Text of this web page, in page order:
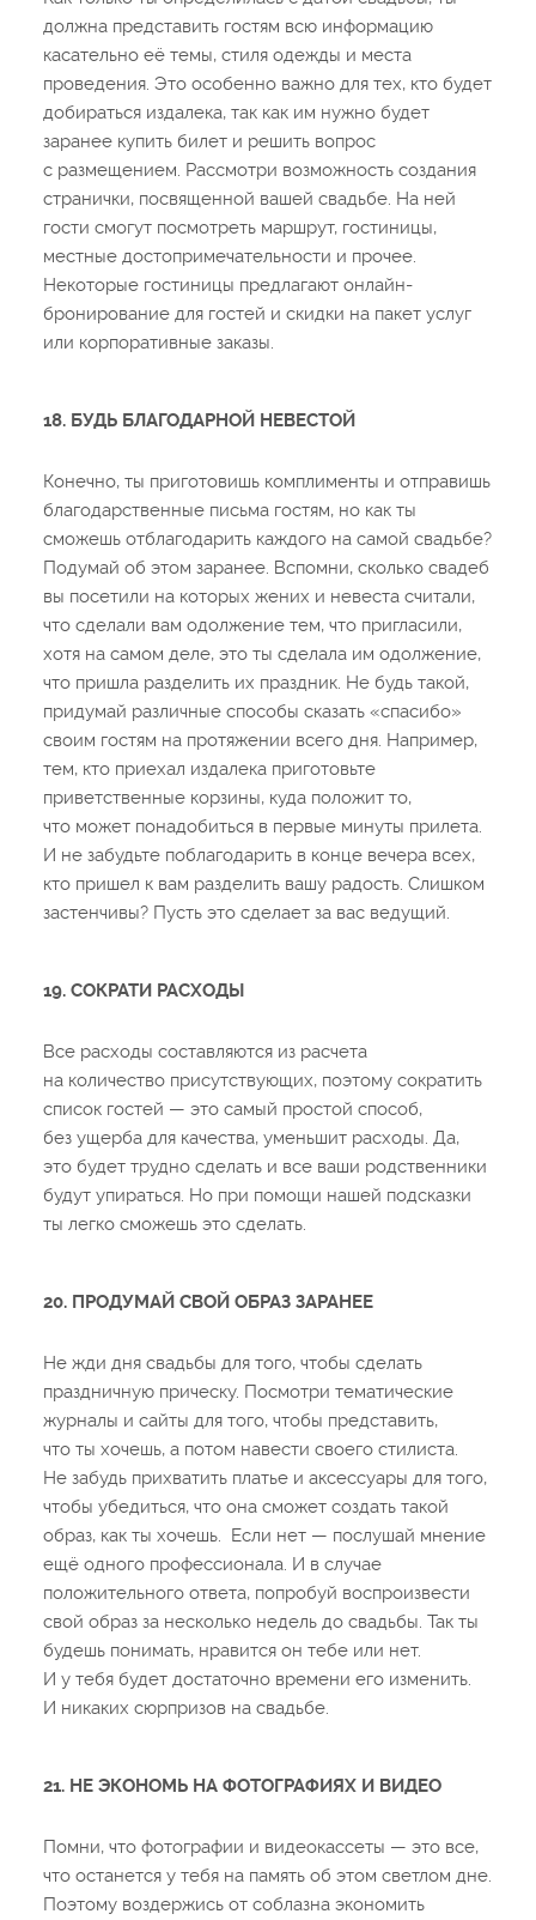
должна представить гостям всю информацию
касательно её темы, стиля одежды и места
проведения. Это особенно важно для тех, кто будет
добираться издалека, так как им нужно будет
заранее купить билет и решить вопрос
с размещением. Рассмотри возможность создания
странички, посвященной вашей свадьбе. На ней
гости смогут посмотреть маршрут, гостиницы,
местные достопримечательности и прочее.
Некоторые гостиницы предлагают онлайн-
бронирование для гостей и скидки на пакет услуг
или корпоративные заказы.
18. БУДЬ БЛАГОДАРНОЙ НЕВЕСТОЙ
Конечно, ты приготовишь комплименты и отправишь
благодарственные письма гостям, но как ты
сможешь отблагодарить каждого на самой свадьбе?
Подумай об этом заранее. Вспомни, сколько свадеб
вы посетили на которых жених и невеста считали,
что сделали вам одолжение тем, что пригласили,
хотя на самом деле, это ты сделала им одолжение,
что пришла разделить их праздник. Не будь такой,
придумай различные способы сказать «спасибо»
своим гостям на протяжении всего дня. Например,
тем, кто приехал издалека приготовьте
приветственные корзины, куда положит то,
что может понадобиться в первые минуты прилета.
И не забудьте поблагодарить в конце вечера всех,
кто пришел к вам разделить вашу радость. Слишком
застенчивы? Пусть это сделает за вас ведущий.
19. СОКРАТИ РАСХОДЫ
Все расходы составляются из расчета
на количество присутствующих, поэтому сократить
список гостей — это самый простой способ,
без ущерба для качества, уменьшит расходы. Да,
это будет трудно сделать и все ваши родственники
будут упираться. Но при помощи нашей подсказки
ты легко сможешь это сделать.
20. ПРОДУМАЙ СВОЙ ОБРАЗ ЗАРАНЕЕ
Не жди дня свадьбы для того, чтобы сделать
праздничную прическу. Посмотри тематические
журналы и сайты для того, чтобы представить,
что ты хочешь, а потом навести своего стилиста.
Не забудь прихватить платье и аксессуары для того,
чтобы убедиться, что она сможет создать такой
образ, как ты хочешь. Если нет — послушай мнение
ещё одного профессионала. И в случае
положительного ответа, попробуй воспроизвести
свой образ за несколько недель до свадьбы. Так ты
будешь понимать, нравится он тебе или нет.
И у тебя будет достаточно времени его изменить.
И никаких сюрпризов на свадьбе.
21. НЕ ЭКОНОМЬ НА ФОТОГРАФИЯХ И ВИДЕО
Помни, что фотографии и видеокассеты — это все,
что останется у тебя на память об этом светлом дне.
Поэтому воздержись от соблазна экономить